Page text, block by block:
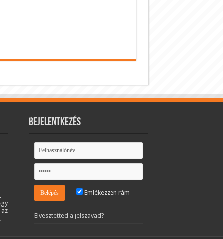
Bejelentkezés
Emlékezzen rám
Elvesztetted a jelszavad?